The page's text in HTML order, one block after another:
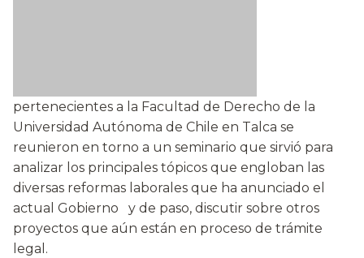
pertenecientes a la Facultad de Derecho de la
Universidad Autónoma de Chile en Talca se
reunieron en torno a un seminario que sirvió para
analizar los principales tópicos que engloban las
diversas reformas laborales que ha anunciado el
actual Gobierno y de paso, discutir sobre otros
proyectos que aún están en proceso de trámite
legal.